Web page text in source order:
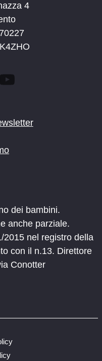
4
YouTube
dei bambini.
anche parziale.
2015 nel registro della
con il n.13. Direttore
Conotter